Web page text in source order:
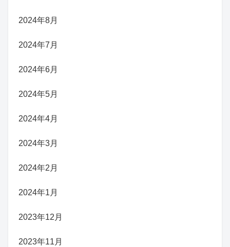
2024年8月
2024年7月
2024年6月
2024年5月
2024年4月
2024年3月
2024年2月
2024年1月
2023年12月
2023年11月